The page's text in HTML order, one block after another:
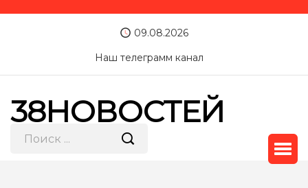
09.08.2026
Наш телеграмм канал
38НОВОСТЕЙ